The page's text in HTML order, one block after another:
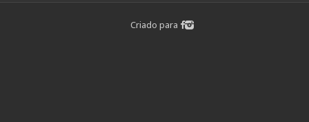
Criado para